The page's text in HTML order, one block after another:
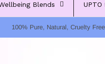
Blends UPTO
100% Pure, Natural, Cruelty